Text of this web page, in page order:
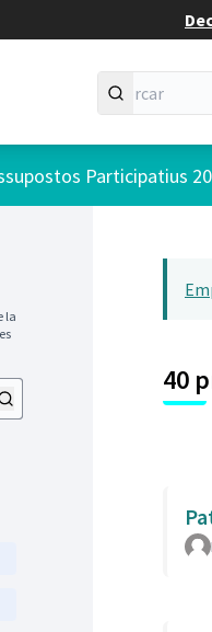
Participatius
la
40